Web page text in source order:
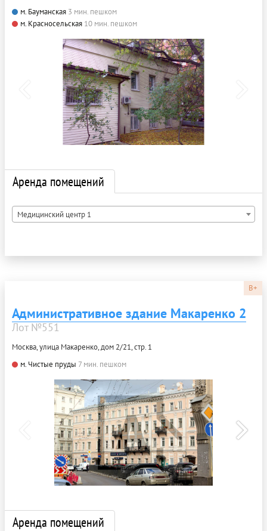
м. Бауманская 3 мин. пешком
м. Красносельская 10 мин. пешком
Аренда помещений
Медицинский центр 1
B+
Административное здание Макаренко 2
Лот №551
Москва, улица Макаренко, дом 2/21, стр. 1
м. Чистые пруды 7 мин. пешком
Аренда помещений